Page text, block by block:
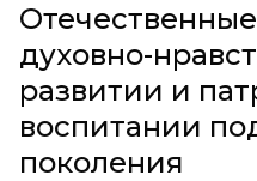
духовно-
развитии и
воспитании
поколения